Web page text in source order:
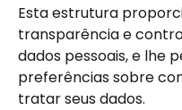
Esta estrutura
transparência e
dados pessoais, e lhe
preferências sobre
tratar seus dados.